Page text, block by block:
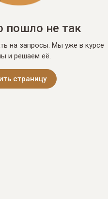
пошло не так
на запросы. Мы уже в курсе
и решаем её.
страницу